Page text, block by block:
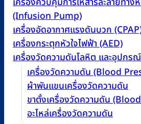
(Infusion Pump)
เครื่องอัดอากาศแรงดันบวก
เครื่องกระตุกหัวใจไฟฟ้า (AED)
เครื่องวัดความดันโลหิต และอุปกร
เครื่องวัดความดัน (Blood
ผ้าพันแขนเครื่องวัดความดัน
ขาตั้งเครื่องวัดความดัน
อะไหล่เครื่องวัดความดัน